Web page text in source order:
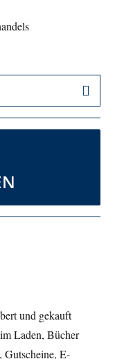
und gekauft
Laden, Bücher
Gutscheine, E-